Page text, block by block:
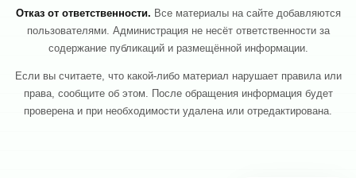
Отказ от ответственности. Все материалы на сайте добавляются
пользователями. Администрация не несёт ответственности за
содержание публикаций и размещённой информации.
Если вы считаете, что какой-либо материал нарушает правила или
права, сообщите об этом. После обращения информация будет
проверена и при необходимости удалена или отредактирована.